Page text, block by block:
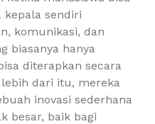
kepala sendiri
komunikasi, dan
biasanya hanya
diterapkan secara
dari itu, mereka
inovasi sederhana
besar, baik bagi